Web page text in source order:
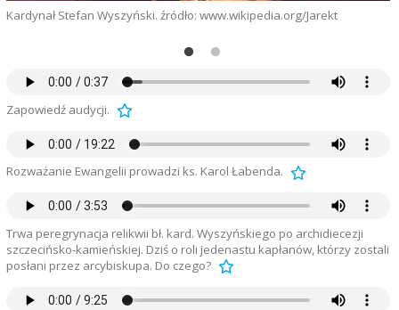
Kardynał Stefan Wyszyński. źródło: www.wikipedia.org/Jarekt
Zapowiedź audycji.
Rozważanie Ewangelii prowadzi ks. Karol Łabenda.
Trwa peregrynacja relikwii bł. kard. Wyszyńskiego po archidiecezji
szczecińsko-kamieńskiej. Dziś o roli jedenastu kapłanów, którzy zostali
posłani przez arcybiskupa. Do czego?